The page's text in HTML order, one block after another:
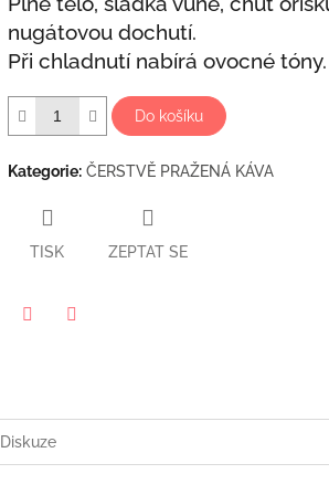
nugátovou dochutí.
Při chladnutí nabírá ovocné tóny.
Do košíku
Kategorie: ČERSTVĚ PRAŽENÁ KÁVA
TISK ZEPTAT SE
Diskuze